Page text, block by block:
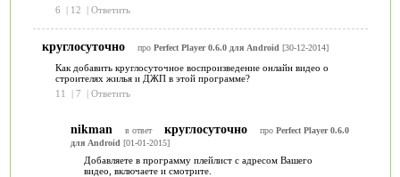
6
| 12 | Ответить
круглосуточно про Perfect Player 0.6.0 для Android [30-12-2014]
Как добавить круглосуточное воспроизведение онлайн видео о
строителях жилья и ДЖП в этой программе?
11
| 7 | Ответить
nikman в ответ круглосуточно про Perfect Player 0.6.0
для Android [01-01-2015]
Добавляете в программу плейлист с адресом Вашего
видео, включаете и смотрите.